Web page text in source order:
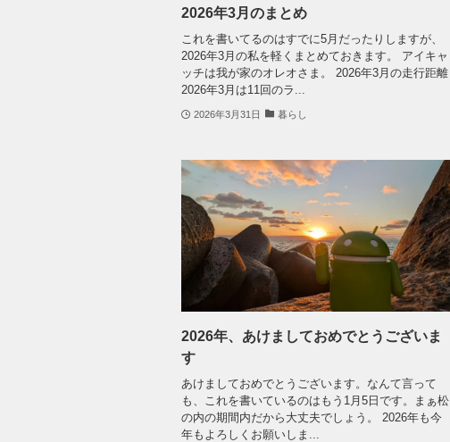
2026年3月のまとめ
これを書いてるのはすでに5月だったりしますが、
2026年3月の私を軽くまとめておきます。 アイキャ
ッチは我が家のオレオさま。 2026年3月の走行距離
2026年3月は11回のラ...
2026年3月31日 暮らし
2026年、あけましておめでとうございま
す
あけましておめでとうございます。なんて言って
も、これを書いているのはもう1月5日です。まぁ松
の内の期間内だから大丈夫でしょう。 2026年も今
年もよろしくお願いしま...